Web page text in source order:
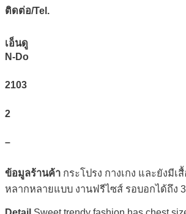
ติดต่อ/Tel.
เอ็นดู
N-Do
2103
2
–
ข้อมูลร้านค้า กระโปรง กางเกง และยังมีเ
หลากหลายแบบ งานฟรีไซส์ รอบอกได้ถึง